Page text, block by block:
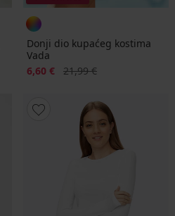
Donji dio kupaćeg kostima
Vada
Popust
6,60 € Prvobitna cijena
21,99 €